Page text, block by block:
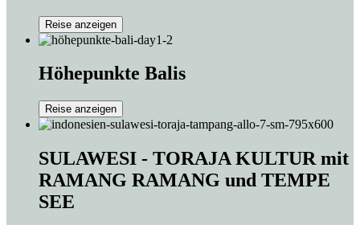
Reise anzeigen
Höhepunkte Balis
Reise anzeigen
SULAWESI - TORAJA KULTUR mit
RAMANG RAMANG und TEMPE
SEE